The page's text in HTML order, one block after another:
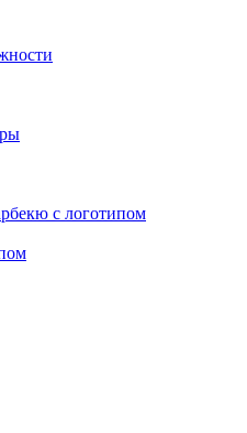
с логотипом